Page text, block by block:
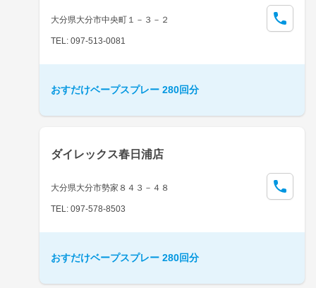
大分県大分市中央町１－３－２
TEL: 097-513-0081
おすだけベープスプレー 280回分
ダイレックス春日浦店
大分県大分市勢家８４３－４８
TEL: 097-578-8503
おすだけベープスプレー 280回分